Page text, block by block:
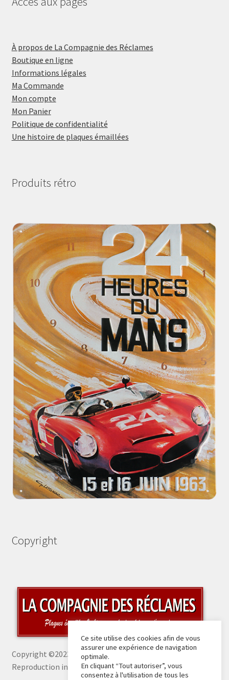
À propos de La Compagnie des Réclames
Boutique en ligne
Informations légales
Ma Commande
Mon compte
Mon Panier
Politique de confidentialité
Une histoire de plaques émaillées
Produits rétro
Copyright
Copyright ©2023 La Compagnie des Réclames -
Reproduction interdite sans autorisation
Ce site utilise des cookies afin de vous
assurer une expérience de navigation
optimale.
En cliquant “Tout autoriser”, vous
consentez à l'utilisation de tous les